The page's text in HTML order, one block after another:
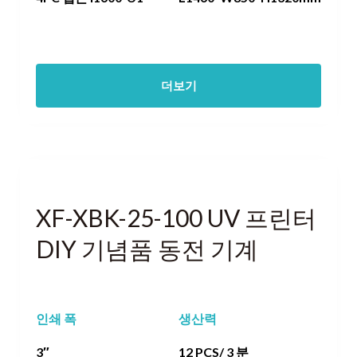
더보기
XF-XBK-25-100 UV 프린터
DIY 기념품 동전 기계
인쇄 폭
3″
생산력
12 PCS/ 3 분